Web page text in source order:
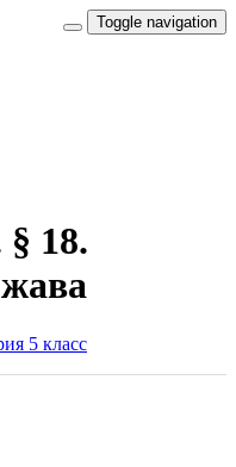
Toggle navigation
18.
5 класс